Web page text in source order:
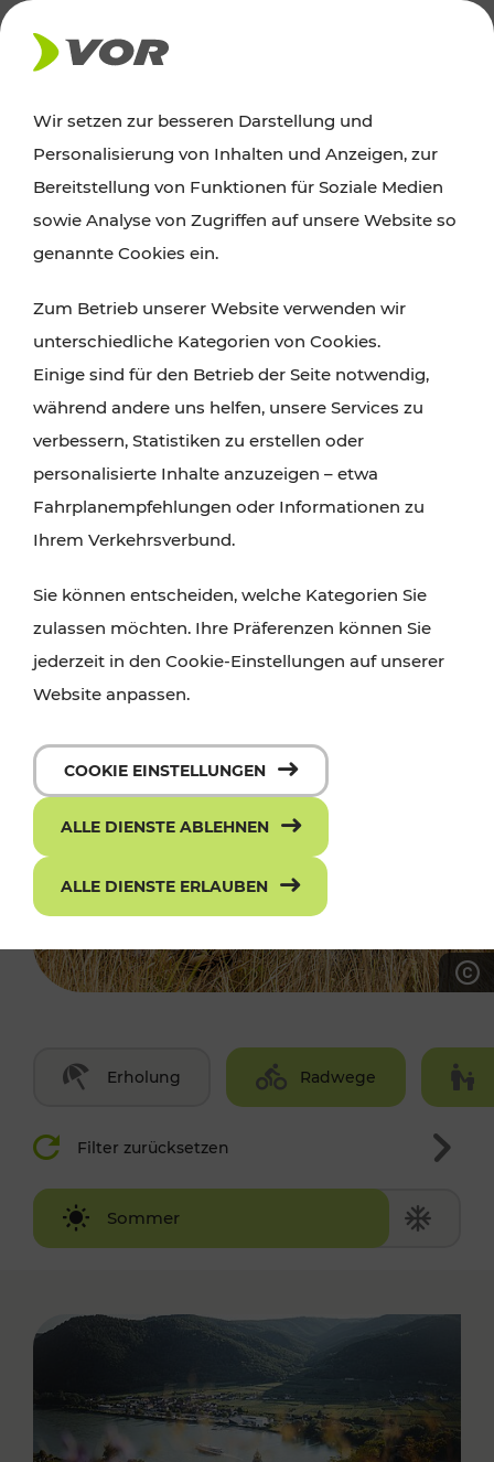
AKTUELLES
Ausflugstipps
Wien, Niederösterreich und das Burgenland
Wanderungen, Kultur und Gastronomie,
Radtouren oder purer Naturgenuss – viele
Attraktionen sind mit den Ticket- und Fahrplan-
Angeboten des VOR gut und schnell erreichbar.
Erholung Radwege
Filter zurücksetzen
Sommer
Winter
Wir setzen zur besseren Darstellung und
Personalisierung von Inhalten und Anzeigen, zur
Bereitstellung von Funktionen für Soziale Medien
sowie Analyse von Zugriffen auf unsere Website so
genannte Cookies ein.
Zum Betrieb unserer Website verwenden wir
unterschiedliche Kategorien von Cookies.
Einige sind für den Betrieb der Seite notwendig,
während andere uns helfen, unsere Services zu
verbessern, Statistiken zu erstellen oder
personalisierte Inhalte anzuzeigen – etwa
Fahrplanempfehlungen oder Informationen zu
Ihrem Verkehrsverbund.
Sie können entscheiden, welche Kategorien Sie
zulassen möchten. Ihre Präferenzen können Sie
jederzeit in den Cookie-Einstellungen auf unserer
Website anpassen.
COOKIE EINSTELLUNGEN
ALLE DIENSTE ABLEHNEN
ALLE DIENSTE ERLAUBEN